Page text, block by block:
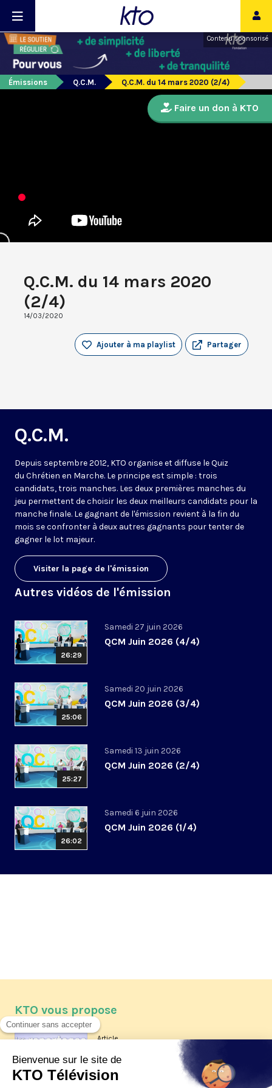
Contenu sponsorisé
Émissions Q.C.M. Q.C.M. du 14 mars 2020 (2/4)
Q.C.M. du 14 mars 2020
(2/4)
14/03/2020
Partager
Ajouter à ma playlist
Q.C.M.
Depuis septembre 2012, KTO organise et diffuse le Quiz
du Chrétien en Marche. Le principe est simple : trois
candidats, trois manches. Les deux premières manches du
jeu permettent de choisir les deux meilleurs candidats pour la
manche finale. Le gagnant de l'émission revient à la fin du
mois se confronter à deux autres gagnants pour tenter de
gagner le lot majeur.
Visiter la page de l'émission
Autres vidéos de l'émission
26:29
Samedi 27 juin 2026
QCM Juin 2026 (4/4)
25:06
Samedi 20 juin 2026
QCM Juin 2026 (3/4)
25:27
Samedi 13 juin 2026
QCM Juin 2026 (2/4)
26:02
Samedi 6 juin 2026
QCM Juin 2026 (1/4)
Faire un don à KTO
KTO vous propose
Article
Les reportages d'été 2026 de KTO